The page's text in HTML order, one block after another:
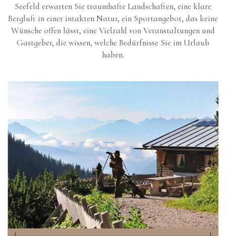
Seefeld erwarten Sie traumhafte Landschaften, eine klare
Bergluft in einer intakten Natur, ein Sportangebot, das keine
Wünsche offen lässt, eine Vielzahl von Veranstaltungen und
Gastgeber, die wissen, welche Bedürfnisse Sie im Urlaub
haben.